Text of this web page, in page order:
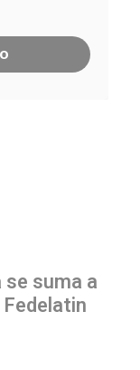
se suma a